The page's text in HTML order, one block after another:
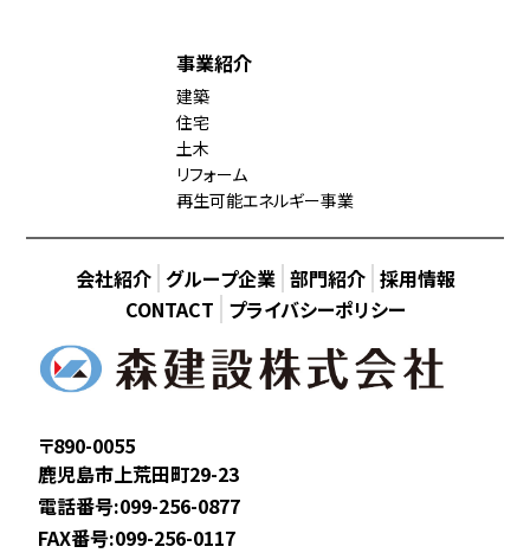
事業紹介
建築
住宅
土木
リフォーム
再生可能エネルギー事業
会社紹介 グループ企業 部門紹介 採用情報
CONTACT プライバシーポリシー
〒890-0055
鹿児島市上荒田町29-23
電話番号:099-256-0877
FAX番号:099-256-0117